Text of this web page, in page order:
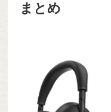
まとめ